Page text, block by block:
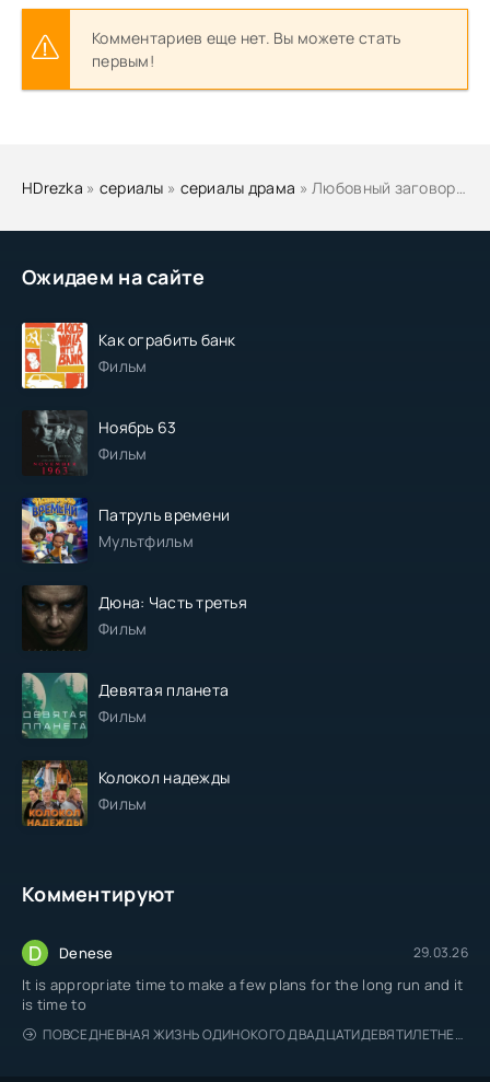
Ожидаем на сайте
Как ограбить банк
Фильм
Ноябрь 63
Фильм
Патруль времени
Мультфильм
Дюна: Часть третья
Фильм
Девятая планета
Фильм
Колокол надежды
Фильм
Комментируют
D Denese 29.03.26
It is appropriate time to make a few plans for the long run and it
is time to
ПОВСЕДНЕВНАЯ ЖИЗНЬ ОДИНОКОГО ДВАДЦАТИДЕВЯТИЛЕТНЕГО АВАНТЮРИСТА
Комментариев еще нет. Вы можете стать
первым!
HDrezka » сериалы » сериалы драма » Любовный заговор / Любовь по плану